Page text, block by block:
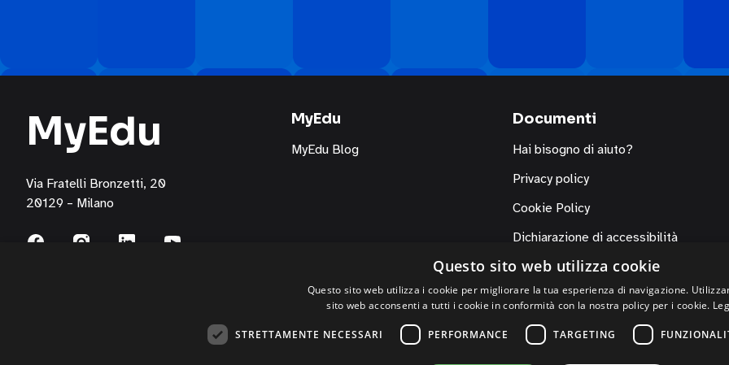
attraverso
i
canali:
email,
posta
cartacea,
telefono/servizi
messaggistica
MyEdu
Via Fratelli Bronzetti, 20
20129 – Milano
MyEdu
MyEdu Blog
Documenti
Hai bisogno di aiuto?
Privacy policy
Cookie Policy
Dichiarazione di accessibilità
Questo sito web utilizza cookie
Questo sito web utilizza i cookie per migliorare la tua esperienza di navigazione.
sito web acconsenti a tutti i cookie in conformità con la nostra policy per i cookie.
STRETTAMENTE NECESSARI PERFORMANCE TARGETING